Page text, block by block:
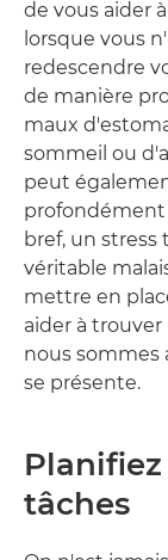
de vous aider
lorsque vous
redescendre
de manière
maux
sommeil ou
peut
profondément
bref, un
véritable
mettre en
aider à
nous sommes
se présente.
tâches